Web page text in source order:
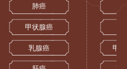
肺癌
甲状腺癌
乳腺癌 甲